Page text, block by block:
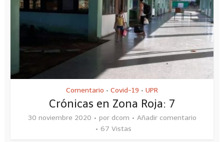
Comentario • Covid-19 • UPR
Crónicas en Zona Roja: 7
30 noviembre 2020 por dcom
Añadir comentario
67 Vistas